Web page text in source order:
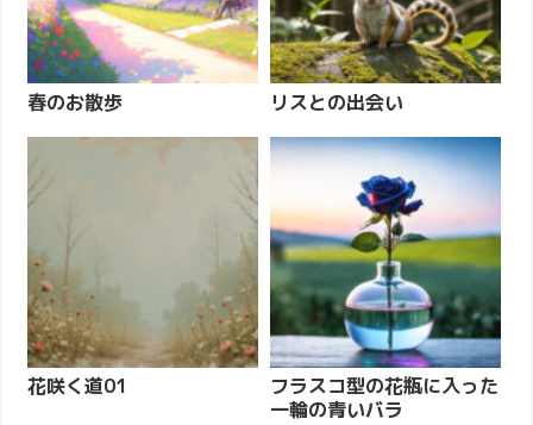
春のお散歩 リスとの出会い
花咲く道01
フラスコ型の花瓶に入った
一輪の青いバラ